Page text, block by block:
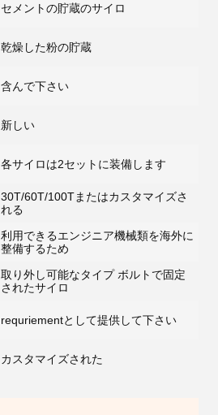
セメントの貯蔵のサイロ
乾燥した粉の貯蔵
含んで下さい
新しい
各サイロは2セットに装備します
30T/60T/100Tまたはカスタマイズさ
れる
利用できるエンジニア機械類を海外に
整備するため
取り外し可能なタイプ ボルトで固定
されたサイロ
requriementとして提供して下さい
カスタマイズされた